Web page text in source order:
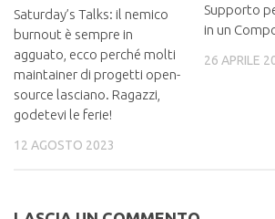
Saturday’s Talks: il nemico
burnout è sempre in
agguato, ecco perché molti
maintainer di progetti open-
source lasciano. Ragazzi,
godetevi le ferie!
12 AGOSTO 2023
Supporto
in un
26 APRILE